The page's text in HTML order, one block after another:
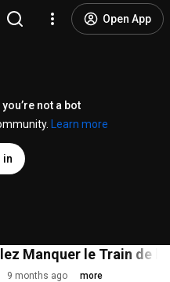
Open App
not a bot
Learn more
in
Manquer le Train de
9 months ago more